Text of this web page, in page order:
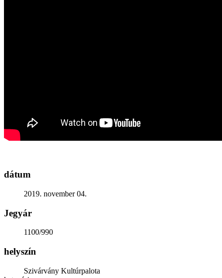
Adatkezelési tájékoztató
Rendezvényeinkről
dátum
2019. november 04.
Jegyár
1100/990
helyszín
Szivárvány Kultúrpalota